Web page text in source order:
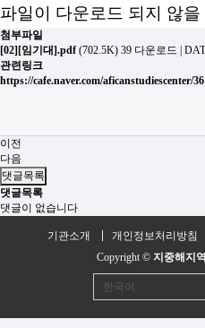
파일이 다운로드 되지 않
첨부파일
[02][임기대].pdf(702.5K) 39 다운로드
관련링크
https://cafe.naver.com/aficanstudiescenter/36
이전
다음
댓글목록
댓글목록
댓글이 없습니다
기관소개 개인정보처리방침
Copyright © 지중해지